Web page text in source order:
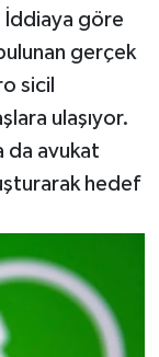
İddiaya göre
gerçek
sicil
ulaşıyor.
da avukat
hedef